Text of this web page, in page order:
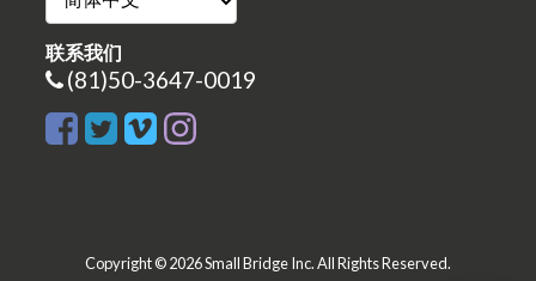
联系我们
(81)50-3647-0019
Copyright © 2026 Small Bridge Inc. All Rights Reserved.